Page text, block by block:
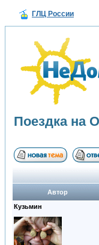
ГЛЦ России
Поездка на
Автор
Кузьмин